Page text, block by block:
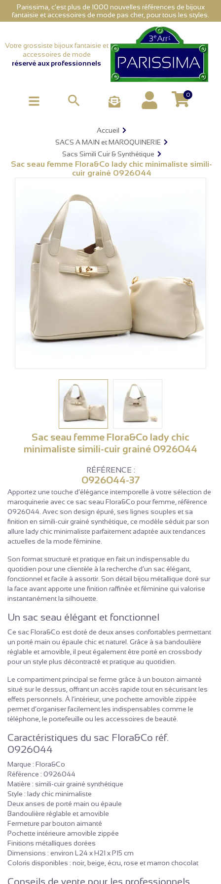
Parissima, c'est plus de 1000 nouvelles références de bijoux
fantaisie et accessoires de mode pas cher, pour tous les styles.
Votre grossiste bijoux fantaisie et
accessoires de mode
réservé aux professionnels
 0
Accueil
SACS A MAIN et MAROQUINERIE
Sacs Simili Cuir & Synthétique
Sac seau femme Flora&Co lady chic minimaliste simili-
cuir grainé 0926044
Sac seau femme Flora&Co lady chic
minimaliste simili-cuir grainé 0926044
RÉFÉRENCE :
0926044-37
Apportez une touche d’élégance intemporelle à votre sélection de
maroquinerie avec ce sac seau Flora&Co pour femme, référence
0926044. Avec son design épuré, ses lignes souples et sa
finition en simili-cuir grainé synthétique, ce modèle séduit par son
allure lady chic minimaliste parfaitement adaptée aux tendances
actuelles de la mode féminine.
Son format structuré et pratique en fait un indispensable du
quotidien pour une clientèle à la recherche d’un sac élégant,
fonctionnel et facile à assortir. Son détail bijou métallique doré sur
la face avant apporte une finition raffinée et féminine qui valorise
instantanément la silhouette.
Un sac seau élégant et fonctionnel
Ce sac Flora&Co est doté de deux anses confortables permettant
un porté main ou épaule chic et naturel. Grâce à sa bandoulière
réglable et amovible, il peut également être porté en crossbody
pour un style plus décontracté et pratique au quotidien.
Le compartiment principal se ferme grâce à un bouton aimanté
situé sur le dessus, offrant un accès rapide tout en sécurisant les
effets personnels. À l’intérieur, une pochette amovible zippée
permet d’organiser facilement les indispensables comme le
téléphone, le portefeuille ou les accessoires de beauté.
Caractéristiques du sac Flora&Co réf.
0926044
Marque : Flora&Co
Référence : 0926044
Matière : simili-cuir grainé synthétique
Style : lady chic minimaliste
Deux anses de porté main ou épaule
Bandoulière réglable et amovible
Fermeture par bouton aimanté
Pochette intérieure amovible zippée
Finitions métalliques dorées
Dimensions : environ L24 x H21 x P15 cm
Coloris disponibles : noir, beige, écru, rose et marron chocolat
Conseils de vente pour les professionnels